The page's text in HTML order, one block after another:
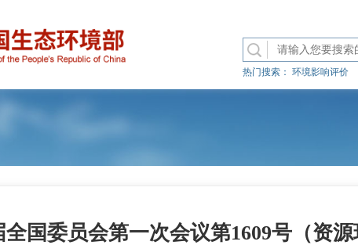
热门搜索： 环境影响评价
国委员会第一次会议第1609号（资